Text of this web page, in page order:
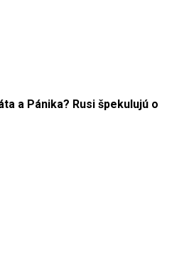
a Pánika? Rusi špekulujú o